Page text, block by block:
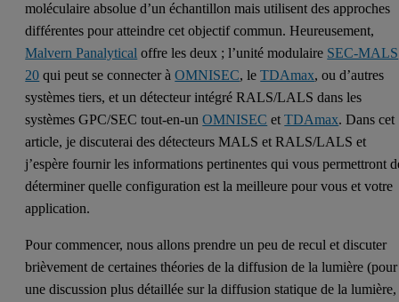
moléculaire absolue d’un échantillon mais utilisent des approches
différentes pour atteindre cet objectif commun. Heureusement,
Malvern Panalytical offre les deux ; l’unité modulaire SEC-MALS
20 qui peut se connecter àOMNISEC, leTDAmax, ou d’autres
systèmes tiers, et un détecteur intégré RALS/LALS dans les
systèmes GPC/SEC tout-en-unOMNISEC etTDAmax. Dans cet
article, je discuterai des détecteurs MALS et RALS/LALS et
j’espère fournir les informations pertinentes qui vous permettront
déterminer quelle configuration est la meilleure pour vous et votre
application.
Pour commencer, nous allons prendre un peu de recul et discuter
brièvement de certaines théories de la diffusion de la lumière (pour
une discussion plus détaillée sur la diffusion statique de la lumière,